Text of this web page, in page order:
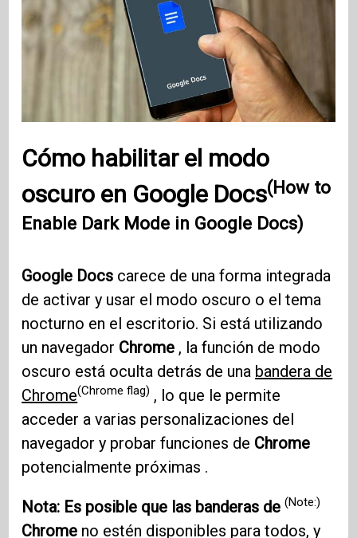
Cómo habilitar el modo
oscuro en Google Docs(How to
Enable Dark Mode in Google Docs)
Google Docs carece de una forma integrada
de activar y usar el modo oscuro o el tema
nocturno en el escritorio. Si está utilizando
un navegador Chrome , la función de modo
oscuro está oculta detrás de una bandera de
Chrome(Chrome flag) , lo que le permite
acceder a varias personalizaciones del
navegador y probar funciones de Chrome
potencialmente próximas .
Nota: Es posible que las banderas de(Note:)
Chrome no estén disponibles para todos, y